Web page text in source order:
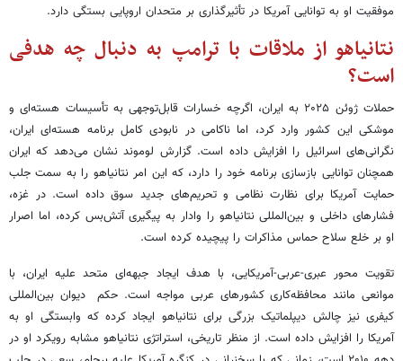
موفقیت او به توانایی آمریکا در تأثیرگذاری بر متحدان اروپایی بستگی دارد.
نتانیاهو از ملاقات با ترامپ به دنبال چه هدفی
است؟
حملات ژوئن ۲۰۲۵ به ایران، اگرچه خسارات قابل‌توجهی به تأسیسات هسته‌ای و
موشکی این کشور وارد کرد، اما ناکامی در نابودی کامل برنامه هسته‌ای ایران،
نگرانی‌های اسرائیل را افزایش داده است. گزارش لوموند نشان می‌دهد که ایران
همچنان توانایی بازسازی برنامه خود را دارد، که این امر نتانیاهو را به سمت جلب
حمایت آمریکا برای نظارت نظامی و تحریم‌های جدید سوق داده است. در غزه،
فشارهای داخلی و بین‌المللی نتانیاهو را وادار به پیگیری آتش‌بس کرده، اما اصرار
او بر خلع سلاح حماس مذاکرات را پیچیده کرده است.
تقویت محور عبری-عربی-آمریکایی، با هدف ایجاد جبهه‌ای متحد علیه ایران، با
موانعی مانند محافظه‌کاری کشورهای عربی مواجه است. حکم دیوان بین‌المللی
کیفری نیز چالش دیپلماتیک بزرگی برای نتانیاهو ایجاد کرده که وابستگی او به
آمریکا را افزایش داده است. از منظر تاریخی، استراتژی نتانیاهو مشابه رویکرد او در